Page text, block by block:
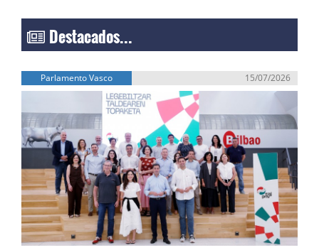
Destacados...
Parlamento Vasco 15/07/2026